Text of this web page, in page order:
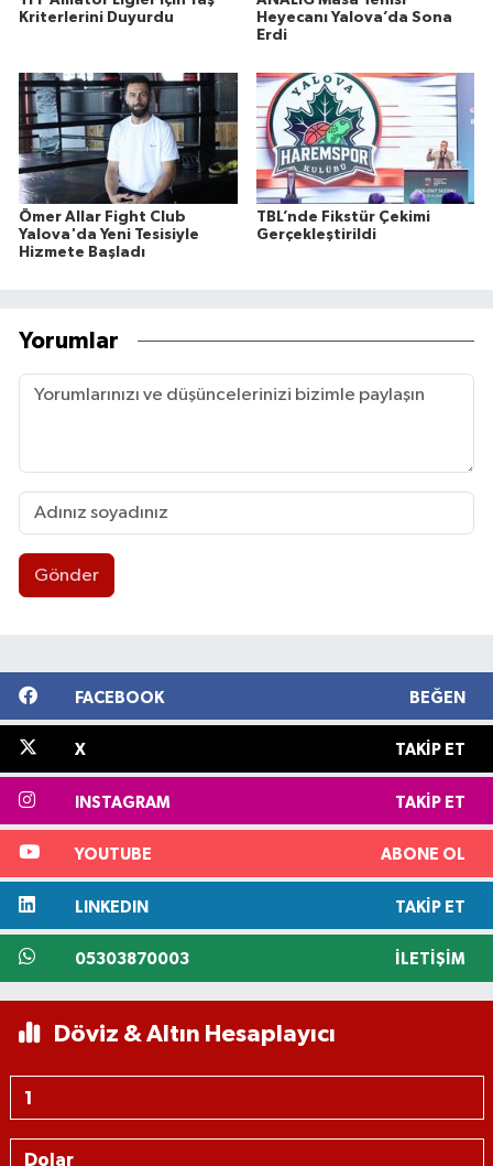
Kriterlerini Duyurdu
Heyecanı Yalova’da Sona
Erdi
Ömer Allar Fight Club
Yalova'da Yeni Tesisiyle
Hizmete Başladı
TBL’nde Fikstür Çekimi
Gerçekleştirildi
Yorumlar
Gönder
FACEBOOK BEĞEN
X TAKIP ET
INSTAGRAM TAKIP ET
YOUTUBE ABONE OL
LINKEDIN TAKIP ET
05303870003 İLETIŞIM
Döviz & Altın Hesaplayıcı